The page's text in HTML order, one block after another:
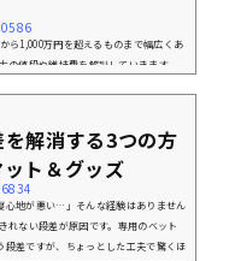
ら1,000万円を超えるものまで幅広くあ
値段や維持費を解説していきます。
車別】キャンピングカーの相場と特徴
です。車種タイプ新車相場中古車相場
解消する3つの方
ト＆グッズ
心地が悪い…」そんな経験はありません
れない段差が原因です。専用のベット
段差ですが、ちょっとした工夫で驚くほ